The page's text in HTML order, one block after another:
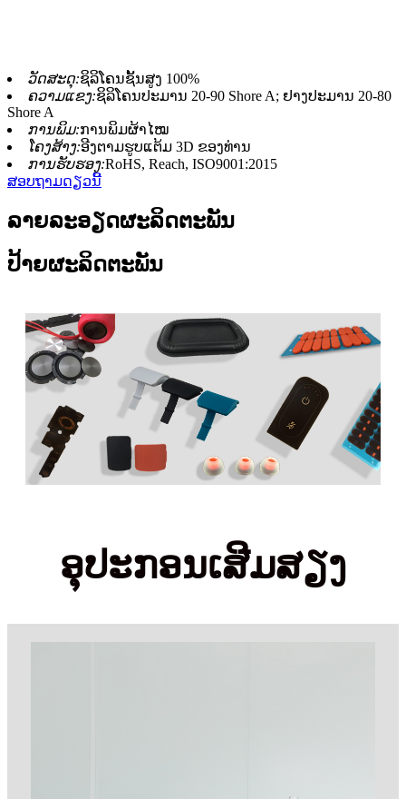
ວັດສະດຸ:ຊິລິໂຄນຊັ້ນສູງ 100%
ຄວາມແຂງ:ຊິລິໂຄນປະມານ 20-90 Shore A; ຢາງປະມານ 20-80
Shore A
ການພິມ:ການພິມຜ້າໄໝ
ໂຄງສ້າງ:ອີງຕາມຮູບແຕ້ມ 3D ຂອງທ່ານ
ການຮັບຮອງ:RoHS, Reach, ISO9001:2015
ສອບຖາມດຽວນີ້
ລາຍລະອຽດຜະລິດຕະພັນ
ປ້າຍຜະລິດຕະພັນ
ອຸປະກອນເສີມສຽງ